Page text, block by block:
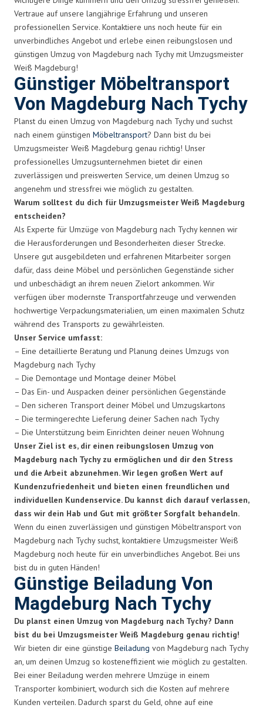
Vertraue auf unsere langjährige Erfahrung und unseren
professionellen Service. Kontaktiere uns noch heute für ein
unverbindliches Angebot und erlebe einen reibungslosen und
günstigen Umzug von Magdeburg nach Tychy mit Umzugsmeister
Weiß Magdeburg!
Günstiger Möbeltransport
Von Magdeburg Nach Tychy
Planst du einen Umzug von Magdeburg nach Tychy und suchst
nach einem günstigen Möbeltransport? Dann bist du bei
Umzugsmeister Weiß Magdeburg genau richtig! Unser
professionelles Umzugsunternehmen bietet dir einen
zuverlässigen und preiswerten Service, um deinen Umzug so
angenehm und stressfrei wie möglich zu gestalten.
Warum solltest du dich für Umzugsmeister Weiß Magdeburg
entscheiden?
Als Experte für Umzüge von Magdeburg nach Tychy kennen wir
die Herausforderungen und Besonderheiten dieser Strecke.
Unsere gut ausgebildeten und erfahrenen Mitarbeiter sorgen
dafür, dass deine Möbel und persönlichen Gegenstände sicher
und unbeschädigt an ihrem neuen Zielort ankommen. Wir
verfügen über modernste Transportfahrzeuge und verwenden
hochwertige Verpackungsmaterialien, um einen maximalen Schutz
während des Transports zu gewährleisten.
Unser Service umfasst:
– Eine detaillierte Beratung und Planung deines Umzugs von
Magdeburg nach Tychy
– Die Demontage und Montage deiner Möbel
– Das Ein- und Auspacken deiner persönlichen Gegenstände
– Den sicheren Transport deiner Möbel und Umzugskartons
– Die termingerechte Lieferung deiner Sachen nach Tychy
– Die Unterstützung beim Einrichten deiner neuen Wohnung
Unser Ziel ist es, dir einen reibungslosen Umzug von
Magdeburg nach Tychy zu ermöglichen und dir den Stress
und die Arbeit abzunehmen. Wir legen großen Wert auf
Kundenzufriedenheit und bieten einen freundlichen und
individuellen Kundenservice. Du kannst dich darauf verlassen,
dass wir dein Hab und Gut mit größter Sorgfalt behandeln.
Wenn du einen zuverlässigen und günstigen Möbeltransport von
Magdeburg nach Tychy suchst, kontaktiere Umzugsmeister Weiß
Magdeburg noch heute für ein unverbindliches Angebot. Bei uns
bist du in guten Händen!
Günstige Beiladung Von
Magdeburg Nach Tychy
Du planst einen Umzug von Magdeburg nach Tychy? Dann
bist du bei Umzugsmeister Weiß Magdeburg genau richtig!
Wir bieten dir eine günstige Beiladung von Magdeburg nach Tychy
an, um deinen Umzug so kosteneffizient wie möglich zu gestalten.
Bei einer Beiladung werden mehrere Umzüge in einem
Transporter kombiniert, wodurch sich die Kosten auf mehrere
Kunden verteilen. Dadurch sparst du Geld, ohne auf eine